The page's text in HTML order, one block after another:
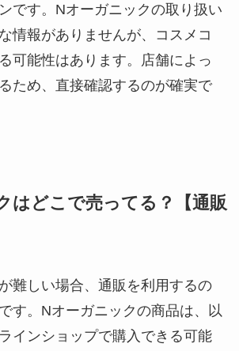
です。Nオーガニックの取り扱い
情報がありませんが、コスメコ
可能性はあります。店舗によっ
ため、直接確認するのが確実で
はどこで売ってる？【通販
難しい場合、通販を利用するの
す。Nオーガニックの商品は、以
インショップで購入できる可能